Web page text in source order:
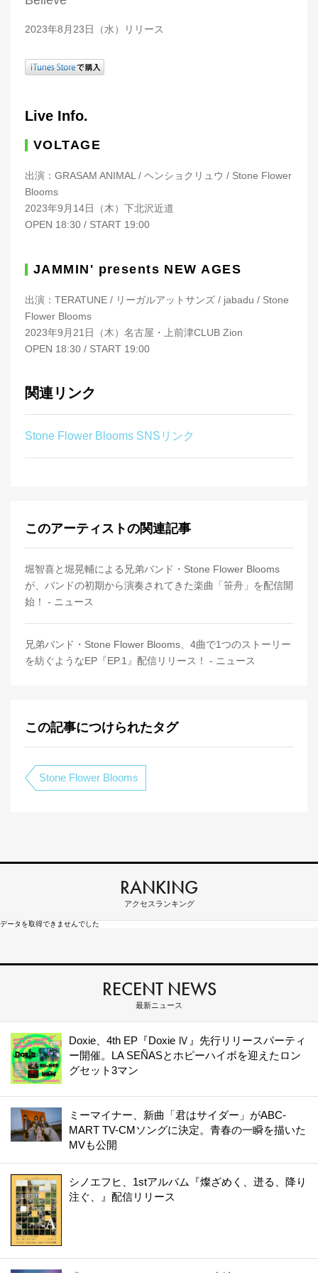
2023年8月23日（水）リリース
Live Info.
VOLTAGE
出演：GRASAM ANIMAL / ヘンショクリュウ / Stone Flower
Blooms
2023年9月14日（木）下北沢近道
OPEN 18:30 / START 19:00
JAMMIN' presents NEW AGES
出演：TERATUNE / リーガルアットサンズ / jabadu / Stone
Flower Blooms
2023年9月21日（木）名古屋・上前津CLUB Zion
OPEN 18:30 / START 19:00
関連リンク
Stone Flower Blooms SNSリンク
このアーティストの関連記事
堀智喜と堀晃輔による兄弟バンド・Stone Flower Blooms
が、バンドの初期から演奏されてきた楽曲「笹舟」を配信開
始！ - ニュース
兄弟バンド・Stone Flower Blooms、4曲で1つのストーリー
を紡ぐようなEP『EP.1』配信リリース！ - ニュース
この記事につけられたタグ
Stone Flower Blooms
RANKING
アクセスランキング
データを取得できませんでした
RECENT NEWS
最新ニュース
Doxie、4th EP『Doxie Ⅳ』先行リリースパーティ
ー開催。LA SEÑASとホピーハイボを迎えたロン
グセット3マン
ミーマイナー、新曲「君はサイダー」がABC-
MART TV-CMソングに決定。青春の一瞬を描いた
MVも公開
シノエフヒ、1stアルバム『燦ざめく、迸る、降り
注ぐ、』配信リリース